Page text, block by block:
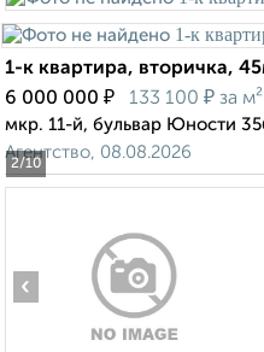
2/10
1-к квартира, вторичка,
6 000 000 ₽ 133 100 ₽ за м²
мкр. 11-й, бульвар Юности
Агентство, 08.08.2026
‹